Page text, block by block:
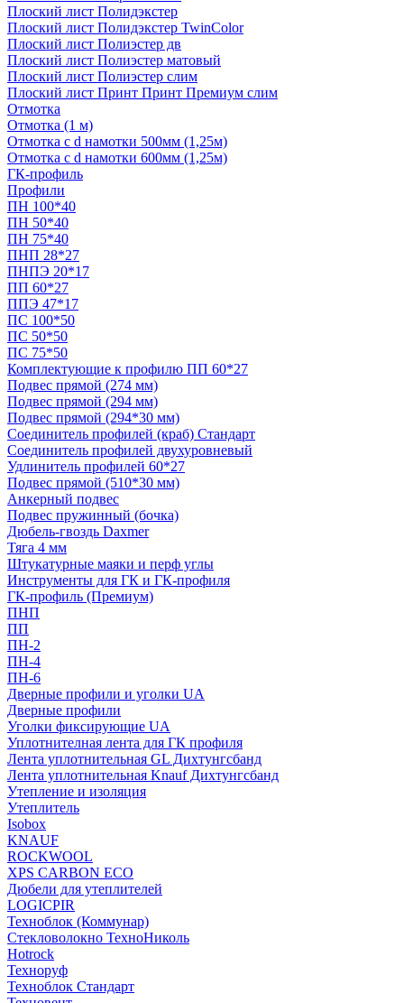
Плоский лист Полидэкстер
Плоский лист Полидэкстер TwinColor
Плоский лист Полиэстер дв
Плоский лист Полиэстер матовый
Плоский лист Полиэстер слим
Плоский лист Принт Принт Премиум слим
Отмотка
Отмотка (1 м)
Отмотка с d намотки 500мм (1,25м)
Отмотка с d намотки 600мм (1,25м)
ГК-профиль
Профили
ПН 100*40
ПН 50*40
ПН 75*40
ПНП 28*27
ПНПЭ 20*17
ПП 60*27
ППЭ 47*17
ПС 100*50
ПС 50*50
ПС 75*50
Комплектующие к профилю ПП 60*27
Подвес прямой (274 мм)
Подвес прямой (294 мм)
Подвес прямой (294*30 мм)
Соединитель профилей (краб) Стандарт
Соединитель профилей двухуровневый
Удлинитель профилей 60*27
Подвес прямой (510*30 мм)
Анкерный подвес
Подвес пружинный (бочка)
Дюбель-гвоздь Daxmer
Тяга 4 мм
Штукатурные маяки и перф углы
Инструменты для ГК и ГК-профиля
ГК-профиль (Премиум)
ПНП
ПП
ПН-2
ПН-4
ПН-6
Дверные профили и уголки UA
Дверные профили
Уголки фиксирующие UA
Уплотнителная лента для ГК профиля
Лента уплотнительная GL Дихтунгсбанд
Лента уплотнительная Knauf Дихтунгсбанд
Утепление и изоляция
Утеплитель
Isobox
KNAUF
ROCKWOOL
XPS CARBON ECO
Дюбели для утеплителей
LOGICPIR
Техноблок (Коммунар)
Стекловолокно ТехноНиколь
Hotrock
Технoруф
Техноблок Стандарт